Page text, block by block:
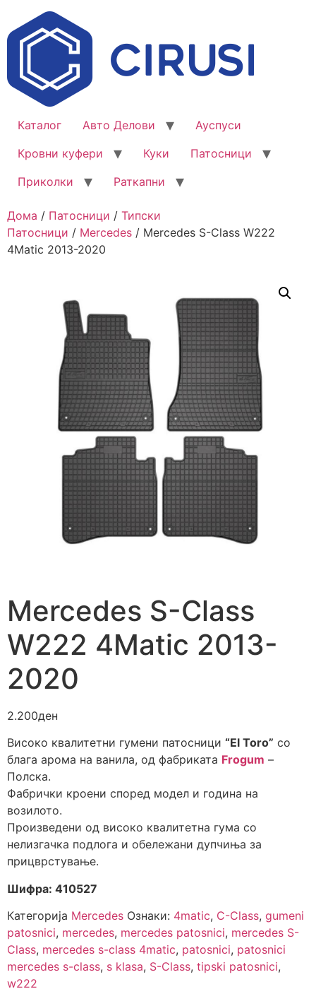
Каталог Авто Делови
Ауспуси
Кровни куфери
Куки
Патосници
Приколки
Раткапни
Дома / Патосници / Типски
Патосници / Mercedes / Mercedes S-Class W222
4Matic 2013-2020
Mercedes S-Class
W222 4Matic 2013-
2020
2.200ден
Високо квалитетни гумени патосници “El Toro” со
блага арома на ванила, од фабриката Frogum –
Полска.
Фабрички кроени според модел и година на
возилото.
Произведени од високо квалитетна гума со
нелизгачка подлога и обележани дупчиња за
прицврстување.
Шифра: 410527
Категорија Mercedes Ознаки: 4matic, C-Class, gumeni
patosnici, mercedes, mercedes patosnici, mercedes S-
Class, mercedes s-class 4matic, patosnici, patosnici
mercedes s-class, s klasa, S-Class, tipski patosnici,
w222